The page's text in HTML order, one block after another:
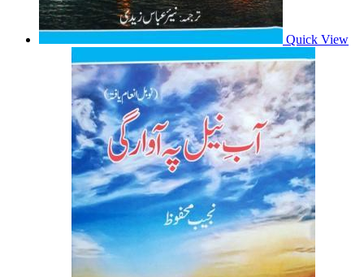
Quick View